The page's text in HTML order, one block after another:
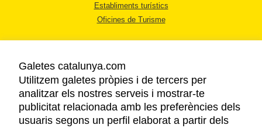
Establiments turístics
Oficines de Turisme
AVÍS LEGAL
POLÍTICA DE PRIVACITAT
Galetes catalunya.com
Utilitzem galetes pròpies i de tercers per
analitzar els nostres serveis i mostrar-te
publicitat relacionada amb les preferències dels
usuaris segons un perfil elaborat a partir dels